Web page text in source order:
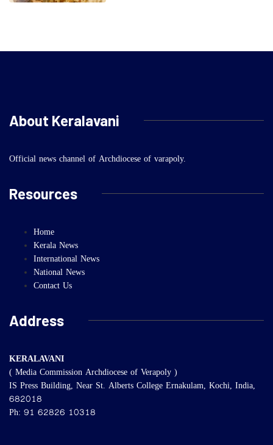
About Keralavani
Official news channel of Archdiocese of varapoly.
Resources
Home
Kerala News
International News
National News
Contact Us
Address
KERALAVANI
( Media Commission Archdiocese of Verapoly )
IS Press Building, Near St. Alberts College Ernakulam, Kochi, India,
682018
Ph: 91 62826 10318